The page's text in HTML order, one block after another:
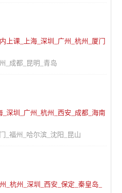
上课_上海_深圳_广州_杭州_厦门
_成都_昆明_青岛
深圳_广州_杭州_西安_成都_海南
_福州_哈尔滨_沈阳_昆山
_杭州_深圳_西安_保定_秦皇岛_